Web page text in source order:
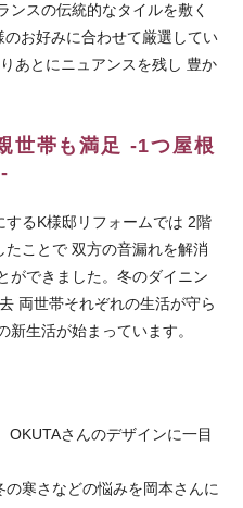
ンスの伝統的なタイルを敷く
お好みに合わせて厳選してい
あとにニュアンスを残し 豊か
世帯も満足 -1つ屋根
するK様邸リフォームでは 2階
ことで 双方の音漏れを解消
ができました。冬のダイニン
両世帯それぞれの生活が守ら
新生活が始まっています。
OKUTAさんのデザインに一目
寒さなどの悩みを岡本さんに